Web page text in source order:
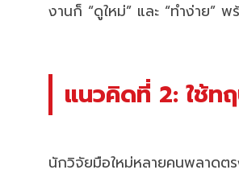
งานก็ “ดูใหม่” และ “ทำง่าย”
แนวคิดที่ 2: ใช้ท
นักวิจัยมือใหม่หลายคนพลาดต